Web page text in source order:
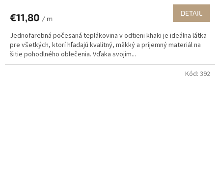
€11,80 / m
DETAIL
Jednofarebná počesaná teplákovina v odtieni khaki je ideálna látka
pre všetkých, ktorí hľadajú kvalitný, mäkký a príjemný materiál na
šitie pohodlného oblečenia. Vďaka svojim...
Kód: 392